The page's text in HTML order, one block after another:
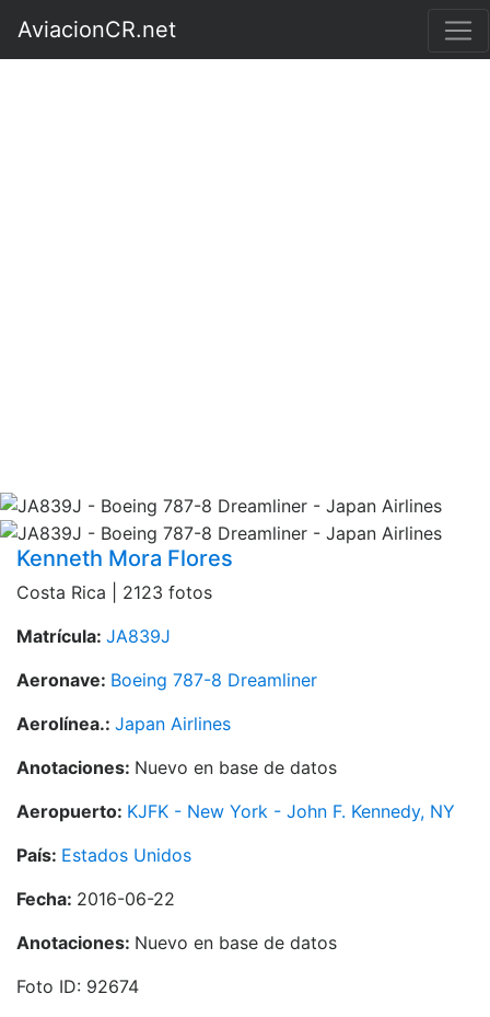
AviacionCR.net
Kenneth Mora Flores
Costa Rica | 2123 fotos
Matrícula: JA839J
Aeronave: Boeing 787-8 Dreamliner
Aerolínea.: Japan Airlines
Anotaciones: Nuevo en base de datos
Aeropuerto: KJFK - New York - John F. Kennedy, NY
País: Estados Unidos
Fecha: 2016-06-22
Anotaciones: Nuevo en base de datos
Foto ID: 92674